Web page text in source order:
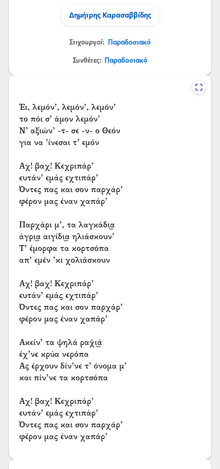
Δημήτρης Καρασαββίδης
Στιχουργοί: Παραδοσιακό
Συνθέτες: Παραδοσιακό
Έι, λεμόν’, λεμόν’, λεμόν’
το πόι σ’ άμον λεμόν’
Ν’ αξιών’ -τ- σε -ν- ο Θεόν
για να ’ίνεσαι τ’ εμόν
Αχ! βαχ! Κεχριπάρ’
ευτάν’ εμάς εχτιπάρ’
Όντες πας και σον παρχάρ’
φέρον μας έναν χαπάρ’
Παρχάρι μ’, τα λαγκάδι͜α
άγρι͜α αιγίδι͜α ηλιάσκουν’
Τ’ έμορφα τα κορτσόπα
απ’ εμέν ’κι χολιάσκουν
Αχ! βαχ! Κεχριπάρ’
ευτάν’ εμάς εχτιπάρ’
Όντες πας και σον παρχάρ’
φέρον μας έναν χαπάρ’
Ακείν’ τα ψηλά ραχ̌ι͜ά
έχ’νε κρύα νερόπα
Ας έρχουν δίν’νε τ’ όνομα μ’
και πίν’νε τα κορτσόπα
Αχ! βαχ! Κεχριπάρ’
ευτάν’ εμάς εχτιπάρ’
Όντες πας και σον παρχάρ’
φέρον μας έναν χαπάρ’